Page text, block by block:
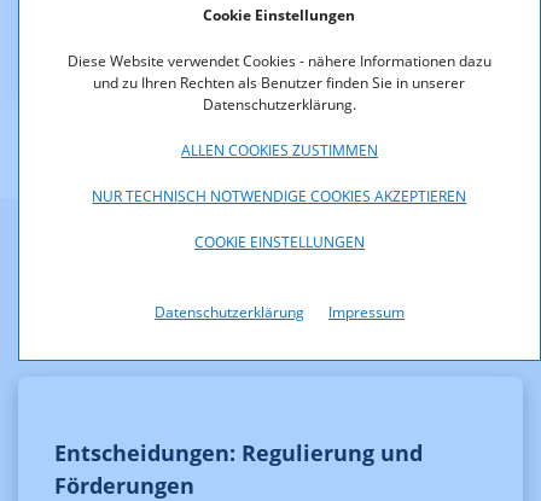
Cookie Einstellungen
Diese Website verwendet Cookies - nähere Informationen dazu
und zu Ihren Rechten als Benutzer finden Sie in unserer
Datenschutzerklärung.
ALLEN COOKIES ZUSTIMMEN
NUR TECHNISCH NOTWENDIGE COOKIES AKZEPTIEREN
COOKIE EINSTELLUNGEN
Datenschutzerklärung Impressum
KOA_2.120_11_004_-
_Programmaenderung_Fashion_TV.pdf (pdf, 11,2 KB)
Entscheidungen: Regulierung und
Förderungen